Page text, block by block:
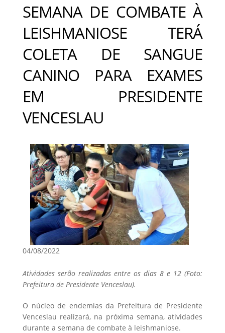
SEMANA DE COMBATE À
LEISHMANIOSE TERÁ
COLETA DE SANGUE
CANINO PARA EXAMES
EM PRESIDENTE
VENCESLAU
04/08/2022
Atividades serão realizadas entre os dias 8 e 12 (Foto:
Prefeitura de Presidente Venceslau).
O núcleo de endemias da Prefeitura de Presidente
Venceslau realizará, na próxima semana, atividades
durante a semana de combate à leishmaniose.